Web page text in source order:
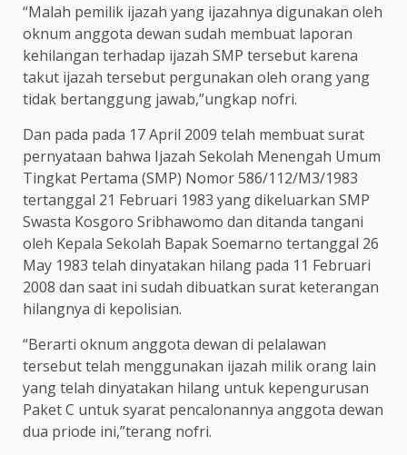
“Malah pemilik ijazah yang ijazahnya digunakan oleh
oknum anggota dewan sudah membuat laporan
kehilangan terhadap ijazah SMP tersebut karena
takut ijazah tersebut pergunakan oleh orang yang
tidak bertanggung jawab,”ungkap nofri.
Dan pada pada 17 April 2009 telah membuat surat
pernyataan bahwa Ijazah Sekolah Menengah Umum
Tingkat Pertama (SMP) Nomor 586/112/M3/1983
tertanggal 21 Februari 1983 yang dikeluarkan SMP
Swasta Kosgoro Sribhawomo dan ditanda tangani
oleh Kepala Sekolah Bapak Soemarno tertanggal 26
May 1983 telah dinyatakan hilang pada 11 Februari
2008 dan saat ini sudah dibuatkan surat keterangan
hilangnya di kepolisian.
“Berarti oknum anggota dewan di pelalawan
tersebut telah menggunakan ijazah milik orang lain
yang telah dinyatakan hilang untuk kepengurusan
Paket C untuk syarat pencalonannya anggota dewan
dua priode ini,”terang nofri.